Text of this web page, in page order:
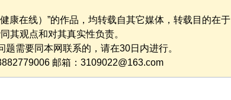
康在线）”的作品，均转载自其它媒体，转载目的在于
其观点和对其真实性负责。
需要同本网联系的，请在30日内进行。
邮箱：3109022@163.com